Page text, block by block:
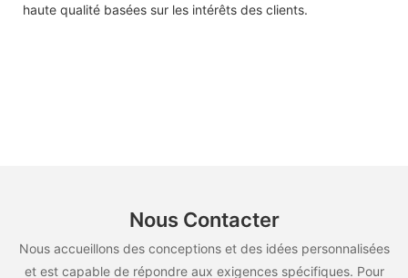
haute qualité basées sur les intérêts des clients.
Nous Contacter
Nous accueillons des conceptions et des idées personnalisées
et est capable de répondre aux exigences spécifiques. Pour